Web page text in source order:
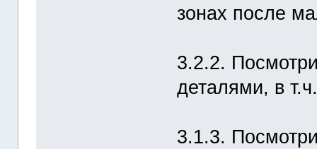
зонах после
3.2.2.
деталями, в
3.1.3.